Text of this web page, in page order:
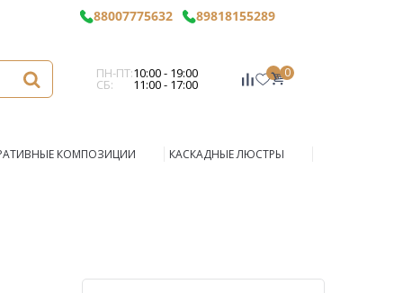
88007775632 89818155289
ПН-ПТ:10:00 - 19:00
СБ: 11:00 - 17:00
0
КОМПОЗИЦИИ КАСКАДНЫЕ ЛЮСТРЫ